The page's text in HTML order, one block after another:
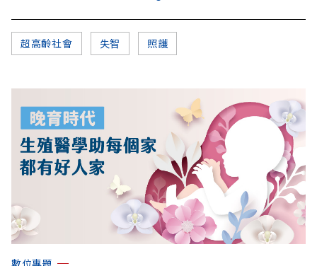
超高齡社會 失智 照護
數位專題